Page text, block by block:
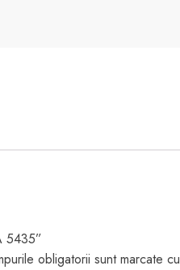
5435”
obligatorii sunt marcate cu